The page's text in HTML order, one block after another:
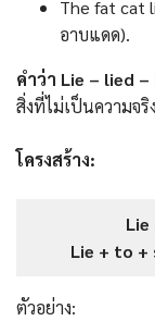
The fat cat
อาบแดด).
คำว่า Lie – lied –
สิ่งที่ไม่เป็นความจริง
โครงสร้าง:
Lie + to +
ตัวอย่าง: